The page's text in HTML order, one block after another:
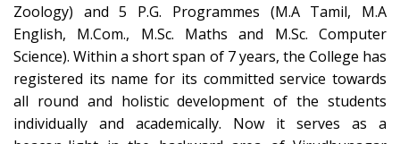
Zoology) and 5 P.G. Programmes (M.A Tamil, M.A
English, M.Com., M.Sc. Maths and M.Sc. Computer
Science). Within a short span of 7 years, the College has
registered its name for its committed service towards
all round and holistic development of the students
individually and academically. Now it serves as a